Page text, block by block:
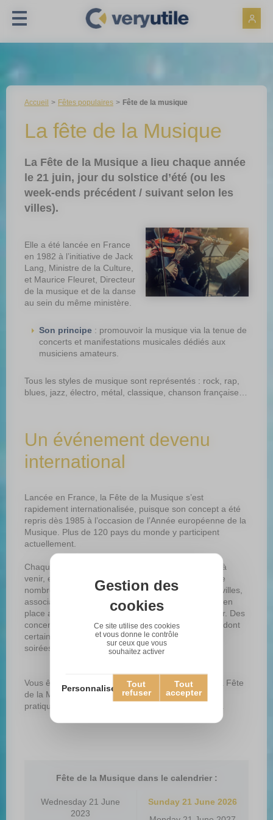
Accueil Fêtes populaires Fête de la musique
La fête de la Musique
La Fête de la Musique a lieu chaque année
le 21 juin, jour du solstice d’été (ou les
week-ends précédent / suivant selon les
villes).
Elle a été lancée en France
en 1982 à l’initiative de Jack
Lang, Ministre de la Culture,
et Maurice Fleuret, Directeur
de la musique et de la danse
au sein du même ministère.
Son principe : promouvoir la musique via la tenue de
concerts et manifestations musicales dédiés aux
musiciens amateurs.
Tous les styles de musique sont représentés : rock, rap,
blues, jazz, électro, métal, classique, chanson française…
Un événement devenu
international
Lancée en France, la Fête de la Musique s’est
rapidement internationalisée, puisque son concept a été
repris dès 1985 à l’occasion de l’Année européenne de la
Musique. Plus de 120 pays du monde y participent
actuellement.
Chaque année, une affiche est créée pour l’édition à
venir, et son organisation est prise en charge par de
nombreux acteurs : gouvernement, départements, villes,
associations… Des appels à candidatures sont mis en
place afin d’inciter les groupes amateurs à se lancer. Des
concerts professionnels sont également organisés, dont
certains sont diffusés à la télévision, à l’occasion de
soirées spéciales.
Vous êtes musicien et vous souhaitez participer à la Fête
de la Musique ? Retrouvez toutes les informations
pratiques sur
Fête de la Musique dans le calendrier :
Wednesday 21 June
2023
Sunday 21 June 2026
Gestion des
cookies
Ce site utilise des cookies
et vous donne le contrôle
sur ceux que vous
souhaitez activer
Tout
accepter
Tout
refuser
Personnaliser